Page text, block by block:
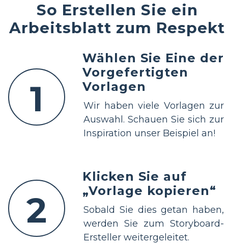
So Erstellen Sie ein
Arbeitsblatt zum Respekt
1
Wählen Sie Eine der
Vorgefertigten
Vorlagen
Wir haben viele Vorlagen zur
Auswahl. Schauen Sie sich zur
Inspiration unser Beispiel an!
2
Klicken Sie auf
„Vorlage kopieren“
Sobald Sie dies getan haben,
werden Sie zum Storyboard-
Ersteller weitergeleitet.